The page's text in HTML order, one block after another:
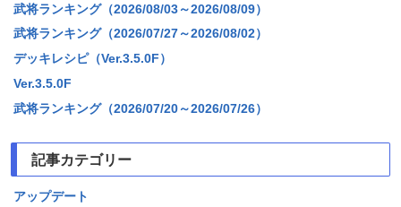
武将ランキング（2026/08/03～2026/08/09）
武将ランキング（2026/07/27～2026/08/02）
デッキレシピ（Ver.3.5.0F）
Ver.3.5.0F
武将ランキング（2026/07/20～2026/07/26）
記事カテゴリー
アップデート